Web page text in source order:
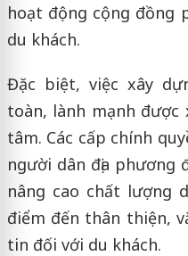
hoạt động cộng đồng
du khách.
Đặc biệt, việc xây
toàn, lành mạnh được
tâm. Các cấp chính
người dân địa phương
nâng cao chất lượng
điểm đến thân thiện,
tin đối với du khách.